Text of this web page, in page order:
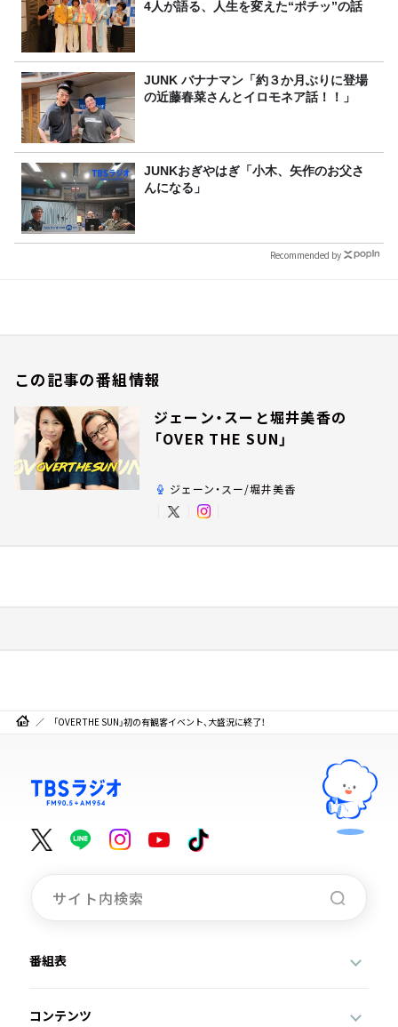
4人が語る、人生を変えた“ポチッ”の話
JUNK バナナマン「約３か月ぶりに登場
の近藤春菜さんとイロモネア話！！」
JUNKおぎやはぎ「小木、矢作のお父さ
んになる」
Recommended by
この記事の番組情報
ジェーン・スーと堀井美香の
「OVER THE SUN」
ジェーン・スー/堀井美香
「OVER THE SUN」初の有観客イベント、大盛況に終了！
番組表
コンテンツ